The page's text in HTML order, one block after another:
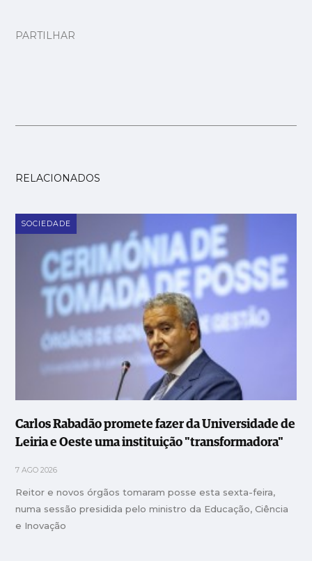
PARTILHAR
RELACIONADOS
SOCIEDADE
Carlos Rabadão promete fazer da Universidade de
Leiria e Oeste uma instituição "transformadora"
7 AGO 2026
Reitor e novos órgãos tomaram posse esta sexta-feira,
numa sessão presidida pelo ministro da Educação, Ciência
e Inovação